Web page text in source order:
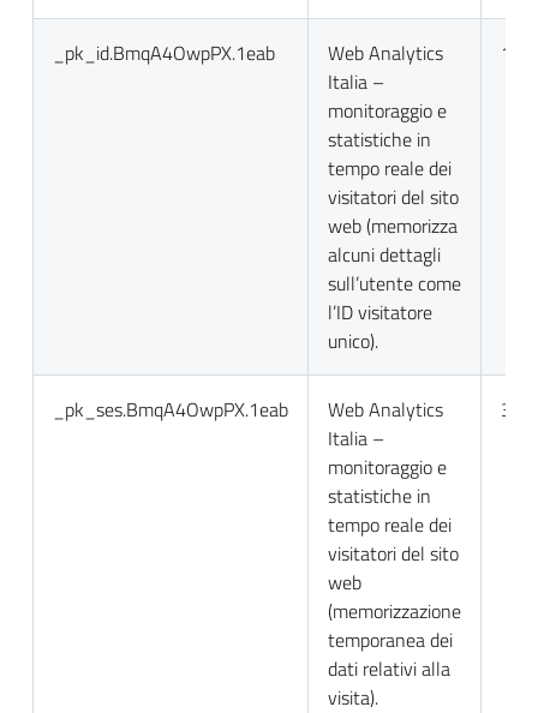
_pk_id.BmqA4OwpPX.1eab
Web Analytics
Italia –
monitoraggio e
statistiche in
tempo reale dei
visitatori del sito
web (memorizza
alcuni dettagli
sull’utente come
l’ID visitatore
unico).
13
_pk_ses.BmqA4OwpPX.1eab
Web Analytics
Italia –
monitoraggio e
statistiche in
tempo reale dei
visitatori del sito
web
(memorizzazione
temporanea dei
dati relativi alla
visita).
30